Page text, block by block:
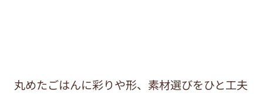
丸めたごはんに彩りや形、素材選びをひと工夫